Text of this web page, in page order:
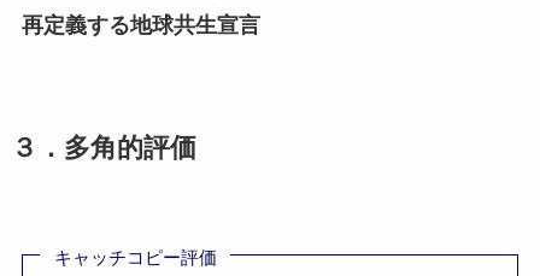
再定義する地球共生宣言
３．多角的評価
キャッチコピー評価